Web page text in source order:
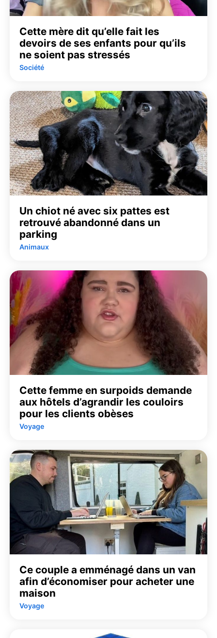
Cette mère dit qu’elle fait les
devoirs de ses enfants pour qu’ils
ne soient pas stressés
Société
Un chiot né avec six pattes est
retrouvé abandonné dans un
parking
Animaux
Cette femme en surpoids demande
aux hôtels d’agrandir les couloirs
pour les clients obèses
Voyage
Ce couple a emménagé dans un van
afin d’économiser pour acheter une
maison
Voyage